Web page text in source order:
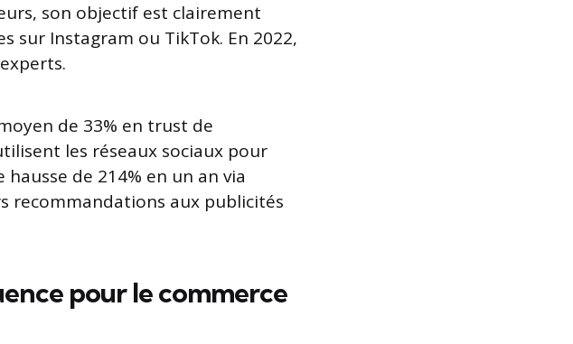
son objectif est clairement
sur Instagram ou TikTok. En 2022,
de 33% en trust de
les réseaux sociaux pour
de 214% en un an via
recommandations aux publicités
pour le commerce